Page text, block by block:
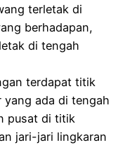
terletak di
berhadapan,
di tengah
terdapat titik
yang ada di tengah
pusat di titik
jari-jari lingkaran